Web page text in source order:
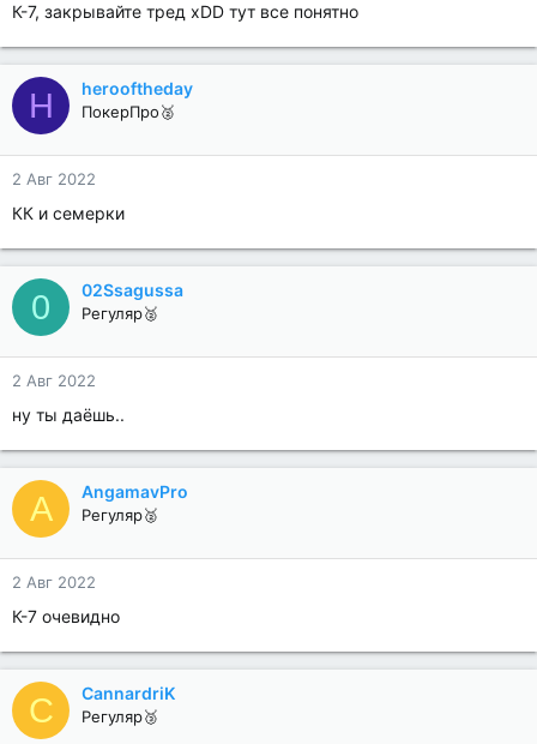
К-7, закрывайте тред xDD тут все понятно
H herooftheday
ПокерПро🥈
2 Авг 2022
КК и семерки
0 02Ssagussa
Регуляр🥈
2 Авг 2022
ну ты даёшь..
A AngamavPro
Регуляр🥈
2 Авг 2022
К-7 очевидно
C CannardriK
Регуляр🥉